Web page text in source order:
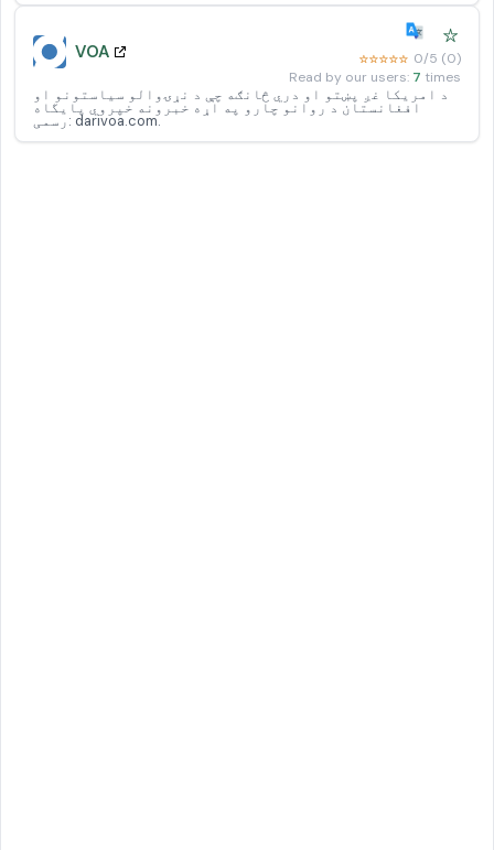
VOA
☆
☆☆☆☆☆ 0/5 (0)
Read by our users: 7 times
د امریکا غږ پښتو او دري څانګه چې د نړۍوالو سیاستونو او
افغانستان د روانو چارو په اړه خبرونه خپروي پایگاه
رسمی: darivoa.com.